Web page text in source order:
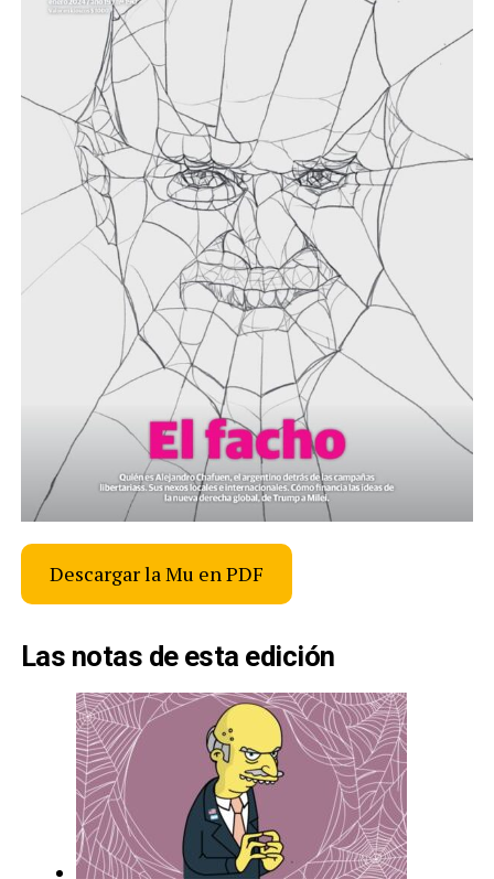
Descargar la Mu en PDF
Las notas de esta edición